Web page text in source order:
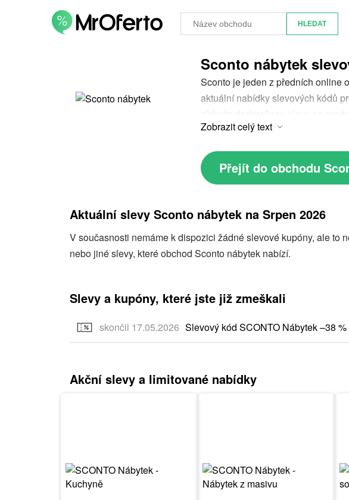
Sconto nábytek
Sconto je jeden z předních online
aktuální nabídky slevových kódů
získejte dodatečnou slevu na
a Sconto!
Zobrazit celý text
Přejít do obchodu
Aktuální slevy Sconto nábytek na Srpen 2026
V současnosti nemáme k dispozici žádné slevové kupóny, ale
nebo jiné slevy, které obchod Sconto nábytek nabízí.
Slevy a kupóny, které jste již zmeškali
skončil 17.05.2026 Slevový kód SCONTO Nábytek –38
Akční slevy a limitované nabídky